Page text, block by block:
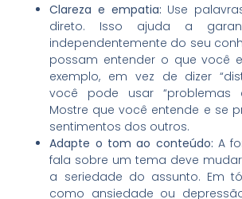
Clareza e empatia: Use
direto. Isso ajuda a
independentemente do seu
possam entender o que você
exemplo, em vez de dizer
você pode usar “problemas
Mostre que você entende e se
sentimentos dos outros.
Adapte o tom ao conteúdo: A
fala sobre um tema deve
a seriedade do assunto. Em
como ansiedade ou